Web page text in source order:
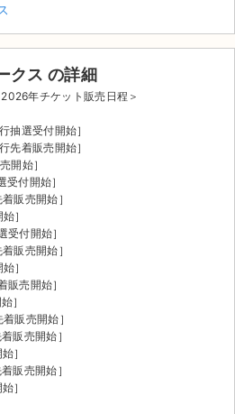
クス の詳細
年チケット販売日程＞
選受付開始］
着販売開始］
開始］
付開始］
販売開始］
］
付開始］
販売開始］
］
売開始］
］
販売開始］
販売開始］
］
販売開始］
］